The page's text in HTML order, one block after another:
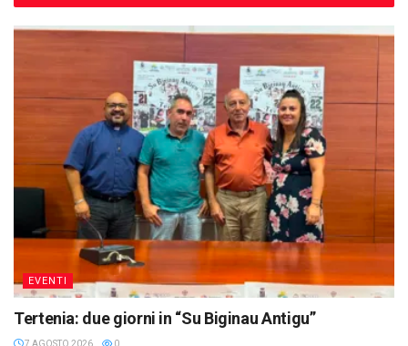
EVENTI
Tertenia: due giorni in “Su Biginau Antigu”
7 AGOSTO 2026 0